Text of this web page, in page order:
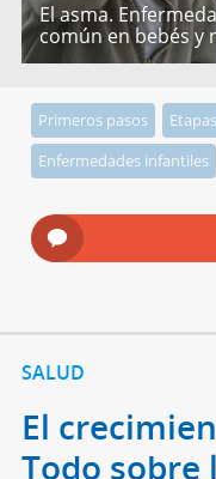
El asma.
común en bebés y
Primeros pasos
Enfermedades infantiles
SALUD
El
Todo sobre